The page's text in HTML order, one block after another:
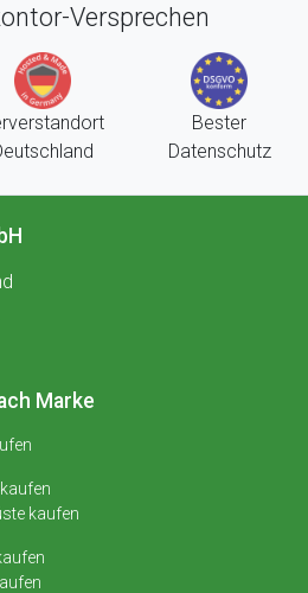
Versprechen
Bester
Datenschutz
Marke
kaufen